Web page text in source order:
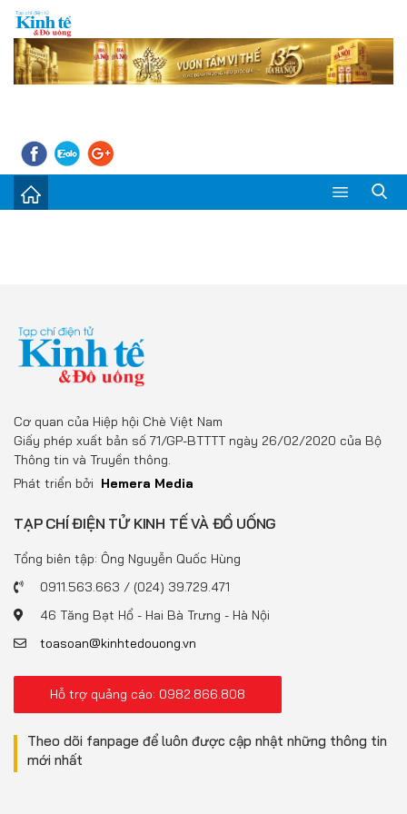
Thị trường
Doanh nghiệp – Doanh nhân
Đồ uống
Pháp luật
Multimedia
Cơ quan của Hiệp hội Chè Việt Nam
Giấy phép xuất bản số 71/GP-BTTTT ngày 26/02/2020 của Bộ
Thông tin và Truyền thông.
Phát triển bởi Hemera Media
TẠP CHÍ ĐIỆN TỬ KINH TẾ VÀ ĐỒ UỐNG
Tổng biên tập: Ông Nguyễn Quốc Hùng
0911.563.663 / (024) 39.729.471
46 Tăng Bạt Hổ - Hai Bà Trưng - Hà Nội
toasoan@kinhtedouong.vn
Hỗ trợ quảng cáo: 0982.866.808
Theo dõi fanpage để luôn được cập nhật những thông tin
mới nhất